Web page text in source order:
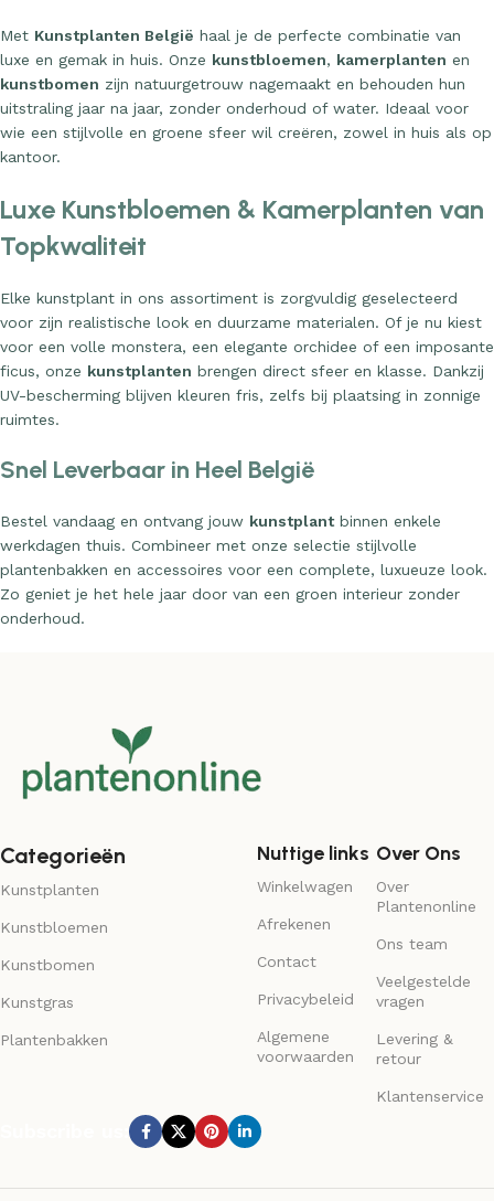
Met Kunstplanten België haal je de perfecte combinatie van
luxe en gemak in huis. Onze kunstbloemen, kamerplanten en
kunstbomen zijn natuurgetrouw nagemaakt en behouden hun
uitstraling jaar na jaar, zonder onderhoud of water. Ideaal voor
wie een stijlvolle en groene sfeer wil creëren, zowel in huis als op
kantoor.
Luxe Kunstbloemen & Kamerplanten van
Topkwaliteit
Elke kunstplant in ons assortiment is zorgvuldig geselecteerd
voor zijn realistische look en duurzame materialen. Of je nu kiest
voor een volle monstera, een elegante orchidee of een imposante
ficus, onze kunstplanten brengen direct sfeer en klasse. Dankzij
UV-bescherming blijven kleuren fris, zelfs bij plaatsing in zonnige
ruimtes.
Snel Leverbaar in Heel België
Bestel vandaag en ontvang jouw kunstplantbinnen enkele
werkdagen thuis. Combineer met onze selectie stijlvolle
plantenbakken en accessoires voor een complete, luxueuze look.
Zo geniet je het hele jaar door van een groen interieur zonder
onderhoud.
Categorieën
Kunstplanten
Kunstbloemen
Kunstbomen
Kunstgras
Plantenbakken
Nuttige links
Winkelwagen
Afrekenen
Contact
Privacybeleid
Algemene
voorwaarden
Over Ons
Over
Plantenonline
Ons team
Veelgestelde
vragen
Levering &
retour
Klantenservice